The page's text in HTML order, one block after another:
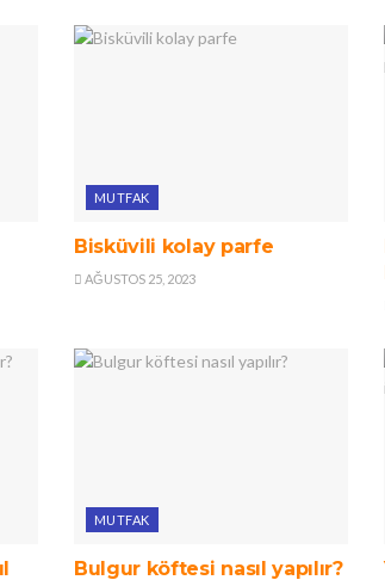
MUTFAK
Bisküvili kolay parfe
AĞUSTOS 25, 2023
MUTFAK
Bulgur köftesi nasıl yapılır?